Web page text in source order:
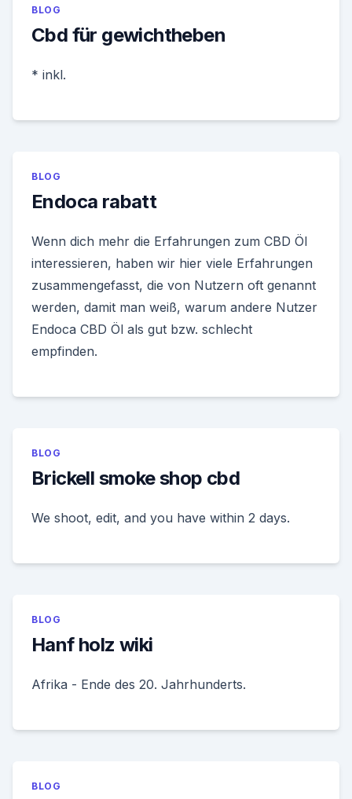
BLOG
Cbd für gewichtheben
* inkl.
BLOG
Endoca rabatt
Wenn dich mehr die Erfahrungen zum CBD Öl
interessieren, haben wir hier viele Erfahrungen
zusammengefasst, die von Nutzern oft genannt
werden, damit man weiß, warum andere Nutzer
Endoca CBD Öl als gut bzw. schlecht
empfinden.
BLOG
Brickell smoke shop cbd
We shoot, edit, and you have within 2 days.
BLOG
Hanf holz wiki
Afrika - Ende des 20. Jahrhunderts.
BLOG